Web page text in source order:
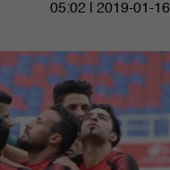
05:02 | 2019-01-16